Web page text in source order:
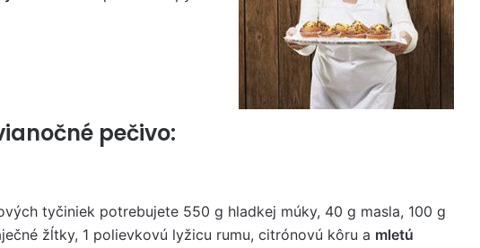
pečivo:
tyčiniek potrebujete 550 g hladkej múky, 40 g masla, 100 g
žĺtky, 1 polievkovú lyžicu rumu, citrónovú kôru a mletú